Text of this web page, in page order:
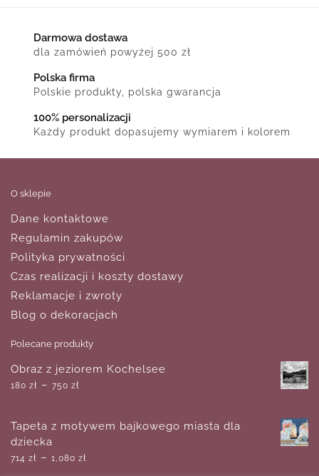
Darmowa dostawa
dla zamówień powyżej 500 zł
Polska firma
Polskie produkty, polska gwarancja
100% personalizacji
Każdy produkt dopasujemy wymiarem i kolorem
O sklepie
Dane kontaktowe
Regulamin zakupów
Polityka prywatności
Czas realizacji i koszty dostawy
Reklamacje i zwroty
Blog o dekoracjach
Polecane produkty
Obraz z jeziorem Kochelsee
180 zł – 750 zł
Tapeta z motywem bajkowego miasta dla
dziecka
714 zł – 1,080 zł